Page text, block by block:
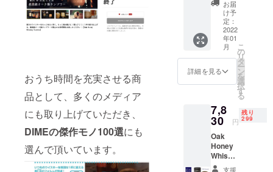
おうち時間を充実させる商
品として、多くのメディア
にも取り上げていただき、
DIMEの傑作モノ100選にも
選んで頂いています。
れ込んだ製
品を是非ご
覧くださ
メディア関
売に関する
お問い合わ
せは下記ア
ドレスまで
お願い申し
ラーに
はメン
テナン
ス用の
ワック
ス
(10ml)
が付属
しま
一般販
売予定
価格
8,700円
より
15％オ
フ。 ※
お届
け予
定：
2022
年01
月
詳細を見る
こ
の
リ
タ
ー
ン
を
選
択
す
る
7,8
30 円
残り
299
Oak
Honey
Whiske
y
支援